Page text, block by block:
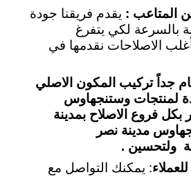
المتاعب : يقدم فريقنا جودة
بالسرعة لكي يتفرغ
الاصلاحات نقدمها في
جداً تركيب المكون الاصلي
لمنتجات وستنجهاوس
فروع الاصلاح بمدينة
مدينة نصر
ولتحسين .
: يمكنك التواصل مع